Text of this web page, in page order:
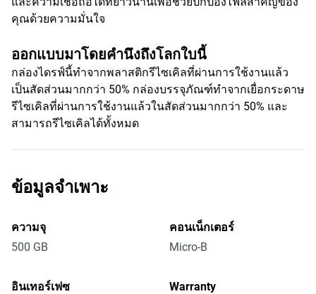
คุณด้วยความมั่นใจ
ออกแบบมาโดยคำนึงถึงโลกใบนี้
กล่องไดรฟ์นี้ทำจากพลาสติกรีไซเคิลที่ผ่านการใช้งานแล้ว
เป็นสัดส่วนมากกว่า 50% กล่องบรรจุภัณฑ์ทำจากเยื่อกระดาษ
รีไซเคิลที่ผ่านการใช้งานแล้วในสัดส่วนมากกว่า 50% และ
สามารถรีไซเคิลได้ทั้งหมด
ข้อมูลจำเพาะ
ความจุ
500 GB
คอนเน็กเตอร์
Micro-B
อินเทอร์เฟซ
Warranty